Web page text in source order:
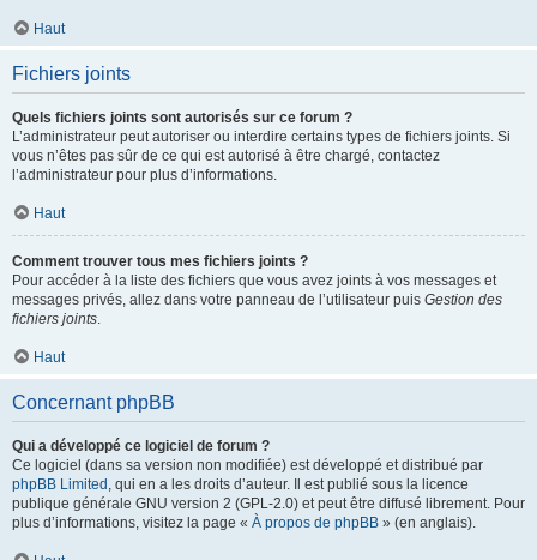
Haut
Fichiers joints
Quels fichiers joints sont autorisés sur ce forum ?
L’administrateur peut autoriser ou interdire certains types de fichiers joints. Si
vous n’êtes pas sûr de ce qui est autorisé à être chargé, contactez
l’administrateur pour plus d’informations.
Haut
Comment trouver tous mes fichiers joints ?
Pour accéder à la liste des fichiers que vous avez joints à vos messages et
messages privés, allez dans votre panneau de l’utilisateur puis Gestion des
fichiers joints.
Haut
Concernant phpBB
Qui a développé ce logiciel de forum ?
Ce logiciel (dans sa version non modifiée) est développé et distribué par
phpBB Limited , qui en a les droits d’auteur. Il est publié sous la licence
publique générale GNU version 2 (GPL-2.0) et peut être diffusé librement. Pour
plus d’informations, visitez la page « À propos de phpBB » (en anglais).